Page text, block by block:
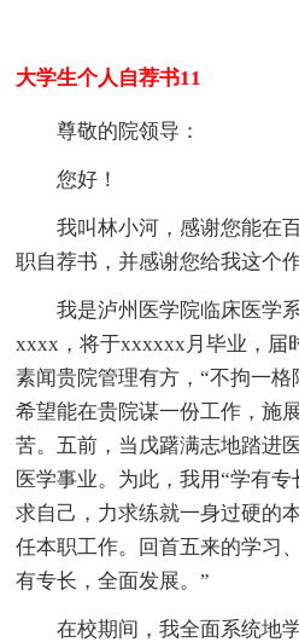
大学生个人自荐书11
尊敬的院领导：
您好！
我叫林小河，感谢您能在
职自荐书，并感谢您给我这个
我是泸州医学院临床医学
xxxx，将于xxxxxx月毕业，届
素闻贵院管理有方，“不拘一格
希望能在贵院谋一份工作，施
苦。五前，当戊躇满志地踏进
医学事业。为此，我用“学有
求自己，力求练就一身过硬的
任本职工作。回首五来的学习
有专长，全面发展。”
在校期间，我全面系统地